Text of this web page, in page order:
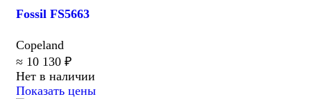
Fossil FS5663
Copeland
≈ 10 130 ₽
Нет в наличии
Показать цены